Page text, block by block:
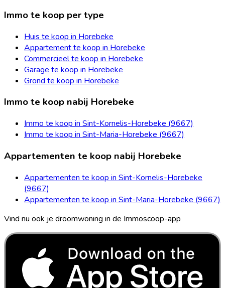
Immo te koop per type
Huis te koop in Horebeke
Appartement te koop in Horebeke
Commercieel te koop in Horebeke
Garage te koop in Horebeke
Grond te koop in Horebeke
Immo te koop nabij Horebeke
Immo te koop in Sint-Kornelis-Horebeke (9667)
Immo te koop in Sint-Maria-Horebeke (9667)
Appartementen te koop nabij Horebeke
Appartementen te koop in Sint-Kornelis-Horebeke
(9667)
Appartementen te koop in Sint-Maria-Horebeke (9667)
Vind nu ook je droomwoning in de Immoscoop-app